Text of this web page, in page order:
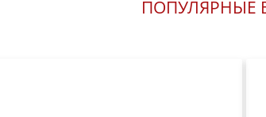
ПОПУЛЯРНЫЕ